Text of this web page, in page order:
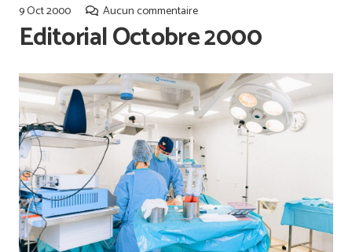
9 Oct 2000 Aucun commentaire
Editorial Octobre 2000